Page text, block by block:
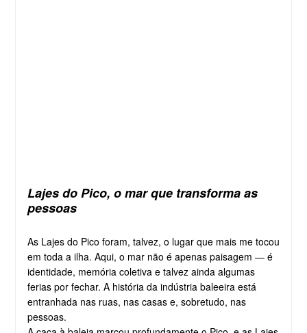
Lajes do Pico, o mar que transforma as
pessoas
As Lajes do Pico foram, talvez, o lugar que mais me tocou
em toda a ilha. Aqui, o mar não é apenas paisagem — é
identidade, memória coletiva e talvez ainda algumas
ferias por fechar. A história da indústria baleeira está
entranhada nas ruas, nas casas e, sobretudo, nas
pessoas.